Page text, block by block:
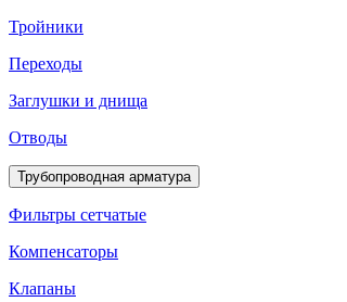
Тройники
Переходы
Заглушки и днища
Отводы
Трубопроводная арматура
Фильтры сетчатые
Компенсаторы
Клапаны